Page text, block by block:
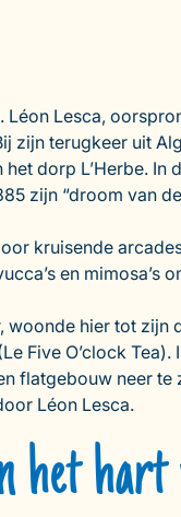
Léon Lesca,
terugkeer uit
dorp L’Herbe.
zijn “droom van
kruisende
en
hier tot
O’clock
flatgebouw neer te
Léon Lesca.
het